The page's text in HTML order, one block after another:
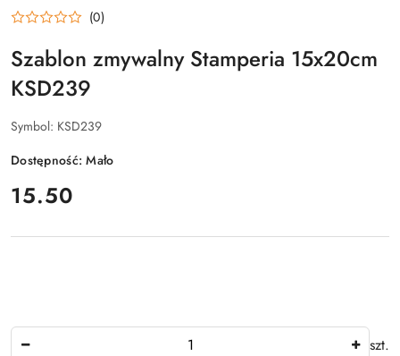
(0)
Szablon zmywalny Stamperia 15x20cm
KSD239
Symbol: KSD239
Dostępność:Mało
cena:
15.50
szt.